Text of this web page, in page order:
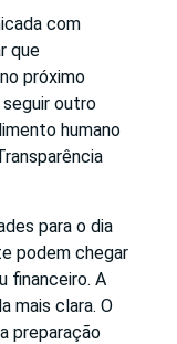
com
que
próximo
outro
humano
para o dia
podem chegar
financeiro. A
mais clara. O
preparação